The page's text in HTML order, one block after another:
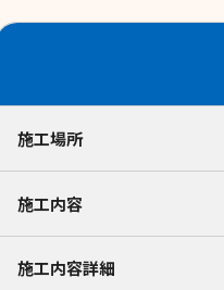
施工場所
施工内容
施工内容詳細